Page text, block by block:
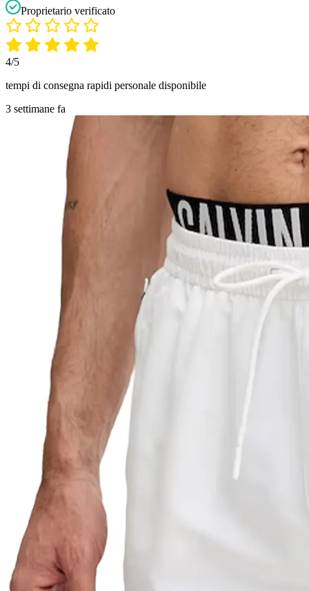
Proprietario verificato
4/5
tempi di consegna rapidi personale disponibile
3 settimane fa